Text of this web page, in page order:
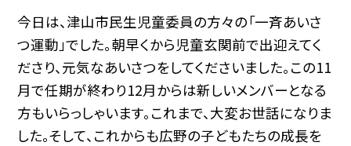
今日は、津山市民生児童委員の方々の「一斉あいさ
つ運動」でした。朝早くから児童玄関前で出迎えてく
ださり、元気なあいさつをしてくださいました。この11
月で任期が終わり12月からは新しいメンバーとなる
方もいらっしゃいます。これまで、大変お世話になりま
した。そして、これからも広野の子どもたちの成長を